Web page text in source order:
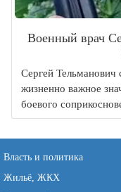
Военный врач
Сергей Тельманович
жизненно важное
боевого
Власть и политика
Жильё, ЖКХ